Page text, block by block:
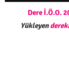
Dere İ.Ö.O.
Yükleyen